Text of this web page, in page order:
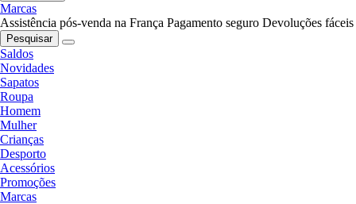
Marcas
Assistência pós-venda na França Pagamento seguro Devoluções fáceis
Pesquisar
Saldos
Novidades
Sapatos
Roupa
Homem
Mulher
Crianças
Desporto
Acessórios
Promoções
Marcas